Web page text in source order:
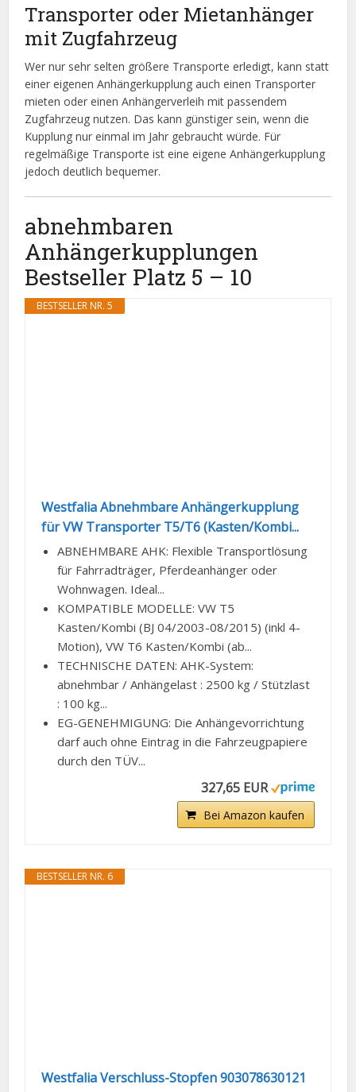
Transporter oder Mietanhänger
mit Zugfahrzeug
Wer nur sehr selten größere Transporte erledigt, kann statt
einer eigenen Anhängerkupplung auch einen Transporter
mieten oder einen Anhängerverleih mit passendem
Zugfahrzeug nutzen. Das kann günstiger sein, wenn die
Kupplung nur einmal im Jahr gebraucht würde. Für
regelmäßige Transporte ist eine eigene Anhängerkupplung
jedoch deutlich bequemer.
abnehmbaren
Anhängerkupplungen
Bestseller Platz 5 – 10
BESTSELLER NR. 5
Westfalia Abnehmbare Anhängerkupplung
für VW Transporter T5/T6 (Kasten/Kombi...
ABNEHMBARE AHK: Flexible Transportlösung
für Fahrradträger, Pferdeanhänger oder
Wohnwagen. Ideal...
KOMPATIBLE MODELLE: VW T5
Kasten/Kombi (BJ 04/2003-08/2015) (inkl 4-
Motion), VW T6 Kasten/Kombi (ab...
TECHNISCHE DATEN: AHK-System:
abnehmbar / Anhängelast : 2500 kg / Stützlast
: 100 kg...
EG-GENEHMIGUNG: Die Anhängevorrichtung
darf auch ohne Eintrag in die Fahrzeugpapiere
durch den TÜV...
327,65 EUR
Bei Amazon kaufen
BESTSELLER NR. 6
Westfalia Verschluss-Stopfen 903078630121